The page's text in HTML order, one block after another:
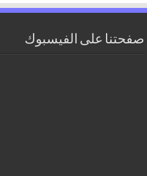
صفحتنا على الفيسبوك